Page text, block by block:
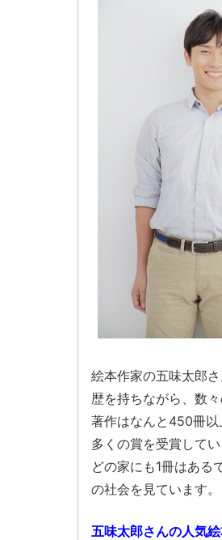
絵本作家の五味太郎
歴を持ちながら、数
著作はなんと450冊
多くの賞を受賞してい
どの家にも1冊はある
の社会を見ています。
五味太郎さんの人気